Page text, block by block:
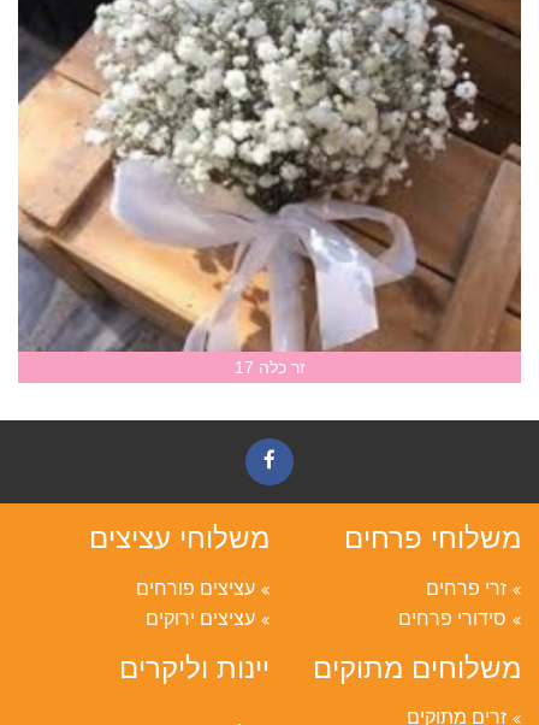
זר כלה 17
משלוחי פרחים
זרי פרחים
סידורי פרחים
משלוחי עציצים
עציצים פורחים
עציצים ירוקים
משלוחים מתוקים
זרים מתוקים
יינות וליקרים